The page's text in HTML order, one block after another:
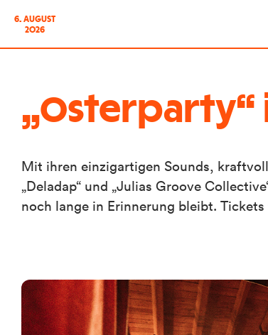
6. AUGUST
2026
„Osterparty“
Mit ihren einzigartigen Sounds,
„Deladap“ und „Julias Groove
noch lange in Erinnerung bleibt.